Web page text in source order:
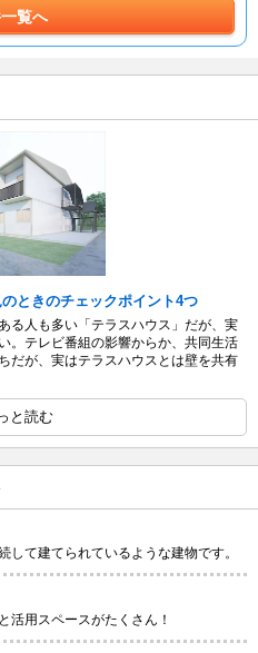
覧へ
ときのチェックポイント4つ
る人も多い「テラスハウス」だが、実
。テレビ番組の影響からか、共同生活
だが、実はテラスハウスとは壁を共有
と読む
して建てられているような建物です。
活用スペースがたくさん！